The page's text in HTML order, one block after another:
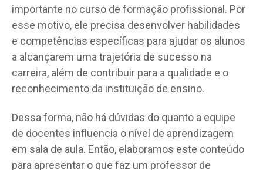
importante no curso de formação profissional. Por
esse motivo, ele precisa desenvolver habilidades
e competências específicas para ajudar os alunos
a alcançarem uma trajetória de sucesso na
carreira, além de contribuir para a qualidade e o
reconhecimento da instituição de ensino.
Dessa forma, não há dúvidas do quanto a equipe
de docentes influencia o nível de aprendizagem
em sala de aula. Então, elaboramos este conteúdo
para apresentar o que faz um professor de